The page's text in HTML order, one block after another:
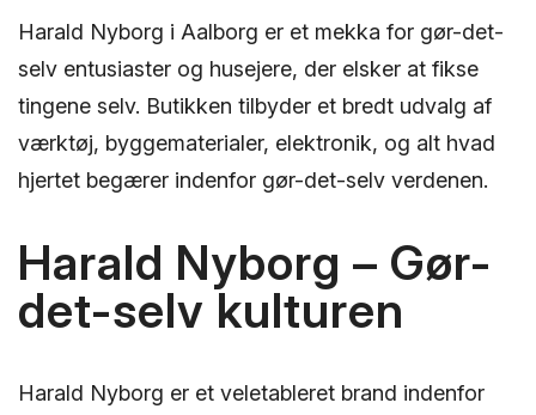
Harald Nyborg i Aalborg er et mekka for gør-det-
selv entusiaster og husejere, der elsker at fikse
tingene selv. Butikken tilbyder et bredt udvalg af
værktøj, byggematerialer, elektronik, og alt hvad
hjertet begærer indenfor gør-det-selv verdenen.
Harald Nyborg – Gør-
det-selv kulturen
Harald Nyborg er et veletableret brand indenfor